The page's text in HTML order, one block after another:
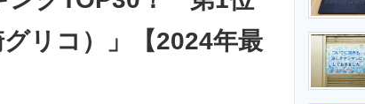
エネルギーの専門メディア
リコ）」【2024年最